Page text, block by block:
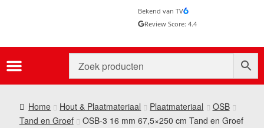
Bekend van TV
Review Score: 4.4
Home Hout & Plaatmateriaal Plaatmateriaal
OSB
Tand en Groef
OSB-3 16 mm 67,5×250 cm Tand en Groef